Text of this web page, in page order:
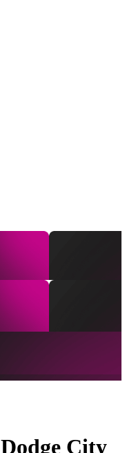
Dodge City